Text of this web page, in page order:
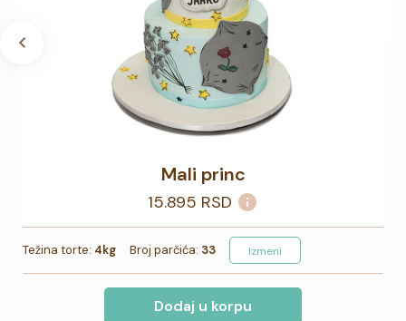
Mali princ
15.895 RSD
Težina torte: 4kg Broj parčića: 33 Izmeni
Dodaj u korpu